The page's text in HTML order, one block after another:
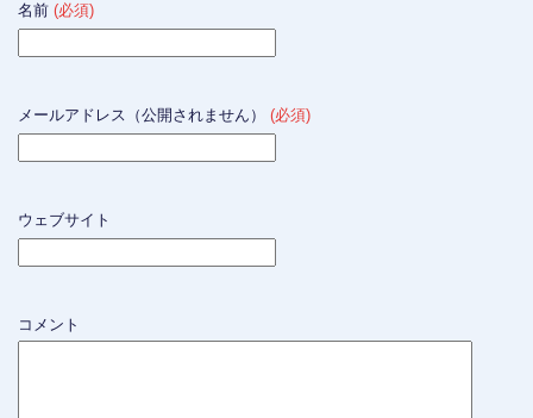
名前 (必須)
メールアドレス（公開されません） (必須)
ウェブサイト
コメント